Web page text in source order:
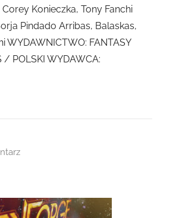
Corey Konieczka, Tony Fanchi
Pindado Arribas, Balaskas,
WYDAWNICTWO: FANTASY
/ POLSKI WYDAWCA: